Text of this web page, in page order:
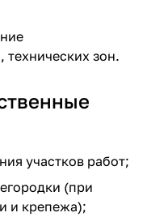
зон.
участков работ;
(при
и крепежа);